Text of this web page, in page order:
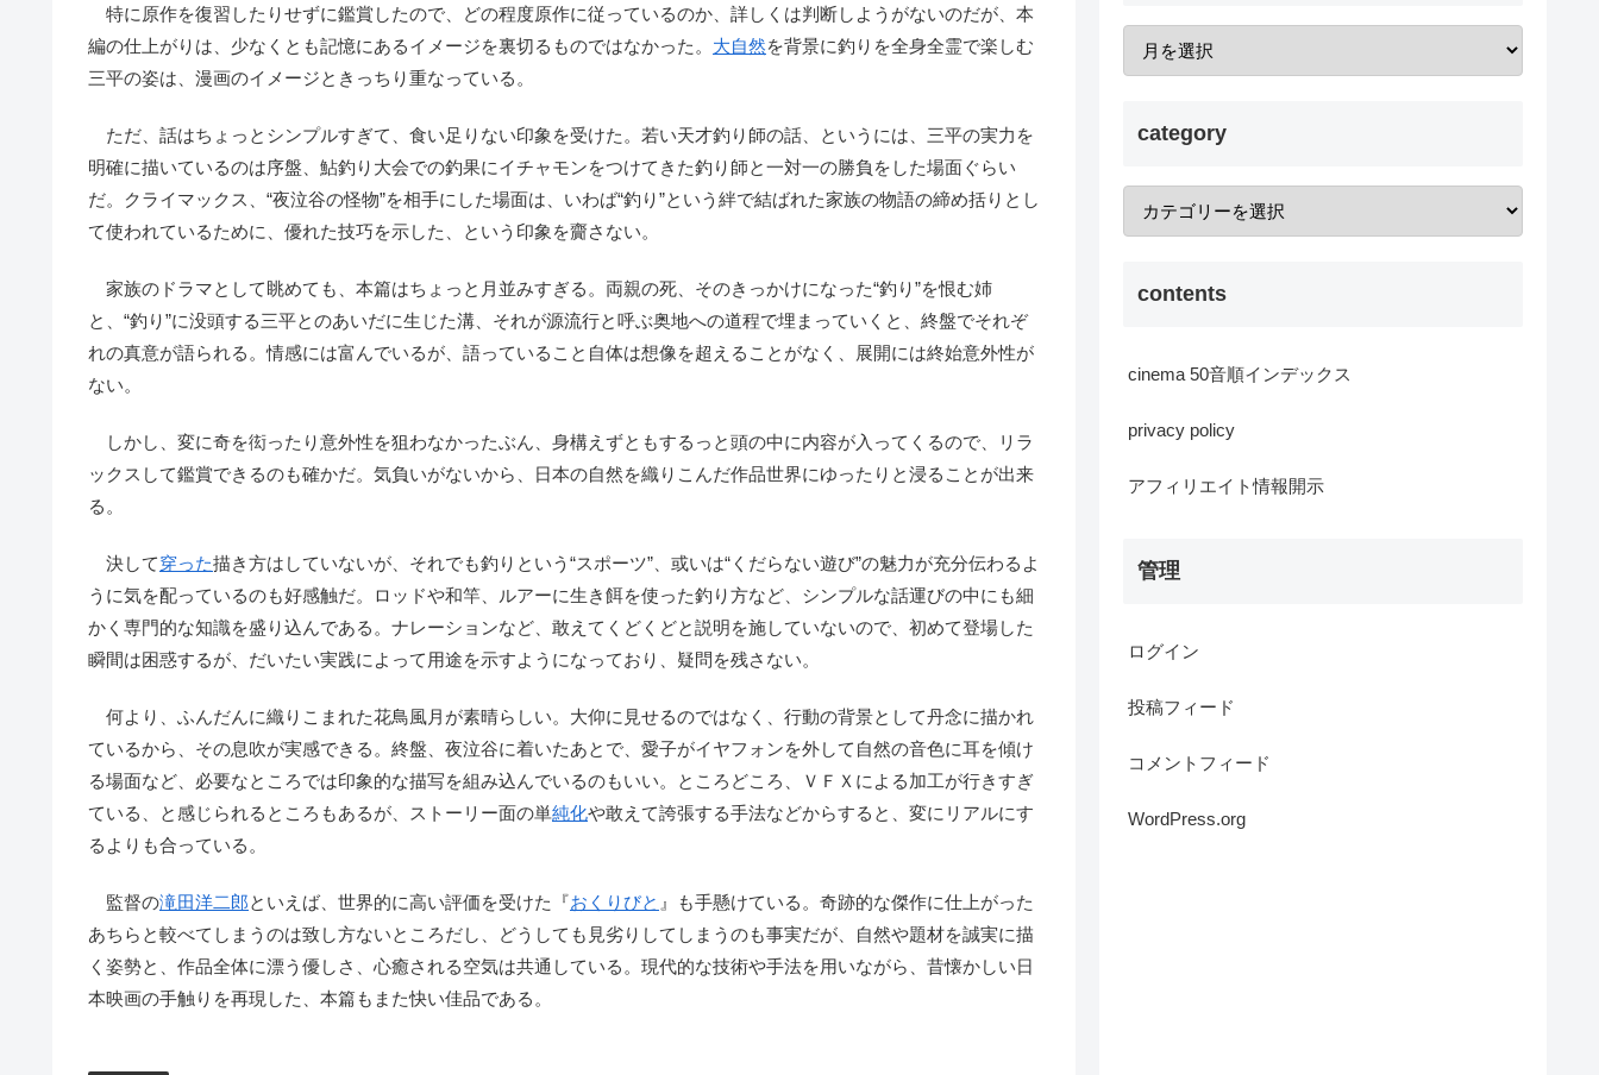
特に原作を復習したりせずに鑑賞したので、どの程度原作に従っているのか、詳しくは判断しようがないのだが、本
編の仕上がりは、少なくとも記憶にあるイメージを裏切るものではなかった。 大自然を背景に釣りを全身全霊で楽しむ
三平の姿は、漫画のイメージときっちり重なっている。
ただ、話はちょっとシンプルすぎて、食い足りない印象を受けた。若い天才釣り師の話、というには、三平の実力を
明確に描いているのは序盤、鮎釣り大会での釣果にイチャモンをつけてきた釣り師と一対一の勝負をした場面ぐらい
だ。クライマックス、“夜泣谷の怪物”を相手にした場面は、いわば“釣り”という絆で結ばれた家族の物語の締め括りとし
て使われているために、優れた技巧を示した、という印象を齎さない。
家族のドラマとして眺めても、本篇はちょっと月並みすぎる。両親の死、そのきっかけになった“釣り”を恨む姉
と、“釣り”に没頭する三平とのあいだに生じた溝、それが源流行と呼ぶ奥地への道程で埋まっていくと、終盤でそれぞ
れの真意が語られる。情感には富んでいるが、語っていること自体は想像を超えることがなく、展開には終始意外性が
ない。
しかし、変に奇を衒ったり意外性を狙わなかったぶん、身構えずともするっと頭の中に内容が入ってくるので、リラ
ックスして鑑賞できるのも確かだ。気負いがないから、日本の自然を織りこんだ作品世界にゆったりと浸ることが出来
る。
決して穿った描き方はしていないが、それでも釣りという“スポーツ”、或いは“くだらない遊び”の魅力が充分伝わるよ
うに気を配っているのも好感触だ。ロッドや和竿、ルアーに生き餌を使った釣り方など、シンプルな話運びの中にも細
かく専門的な知識を盛り込んである。ナレーションなど、敢えてくどくどと説明を施していないので、初めて登場した
瞬間は困惑するが、だいたい実践によって用途を示すようになっており、疑問を残さない。
何より、ふんだんに織りこまれた花鳥風月が素晴らしい。大仰に見せるのではなく、行動の背景として丹念に描かれ
ているから、その息吹が実感できる。終盤、夜泣谷に着いたあとで、愛子がイヤフォンを外して自然の音色に耳を傾け
る場面など、必要なところでは印象的な描写を組み込んでいるのもいい。ところどころ、ＶＦＸによる加工が行きすぎ
ている、と感じられるところもあるが、ストーリー面の単純化や敢えて誇張する手法などからすると、変にリアルにす
るよりも合っている。
監督の滝田洋二郎といえば、世界的に高い評価を受けた『おくりびと 』も手懸けている。奇跡的な傑作に仕上がった
あちらと較べてしまうのは致し方ないところだし、どうしても見劣りしてしまうのも事実だが、自然や題材を誠実に描
く姿勢と、作品全体に漂う優しさ、心癒される空気は共通している。現代的な技術や手法を用いながら、昔懐かしい日
本映画の手触りを再現した、本篇もまた快い佳品である。
category
contents
cinema 50音順インデックス
privacy policy
アフィリエイト情報開示
管理
ログイン
投稿フィード
コメントフィード
WordPress.org